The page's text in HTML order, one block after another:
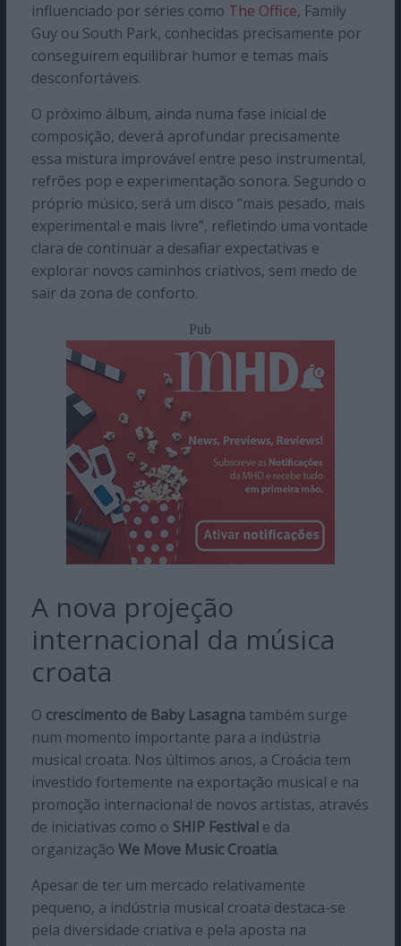
influenciado por séries como The Office, Family
Guy ou South Park, conhecidas precisamente por
conseguirem equilibrar humor e temas mais
desconfortáveis.
O próximo álbum, ainda numa fase inicial de
composição, deverá aprofundar precisamente
essa mistura improvável entre peso instrumental,
refrões pop e experimentação sonora. Segundo o
próprio músico, será um disco “mais pesado, mais
experimental e mais livre”, refletindo uma vontade
clara de continuar a desafiar expectativas e
explorar novos caminhos criativos, sem medo de
sair da zona de conforto.
Pub
A nova projeção
internacional da música
croata
O crescimento de Baby Lasagnatambém surge
num momento importante para a indústria
musical croata. Nos últimos anos, a Croácia tem
investido fortemente na exportação musical e na
promoção internacional de novos artistas, através
de iniciativas como o SHIP Festivale da
organização We Move Music Croatia.
Apesar de ter um mercado relativamente
pequeno, a indústria musical croata destaca-se
pela diversidade criativa e pela aposta na